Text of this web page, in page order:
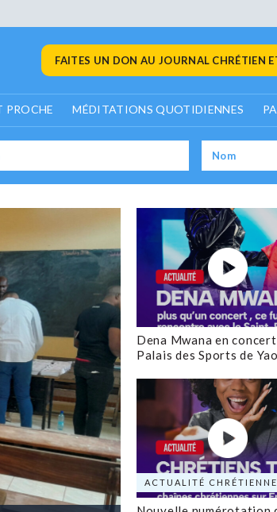
FAITES UN DON AU JOURNAL CHRÉTIEN
PROCHE MÉDITATIONS QUOTIDIENNES
Dena Mwana en concert
Palais des Sports de
ACTUALITÉ CHRÉTIENNE